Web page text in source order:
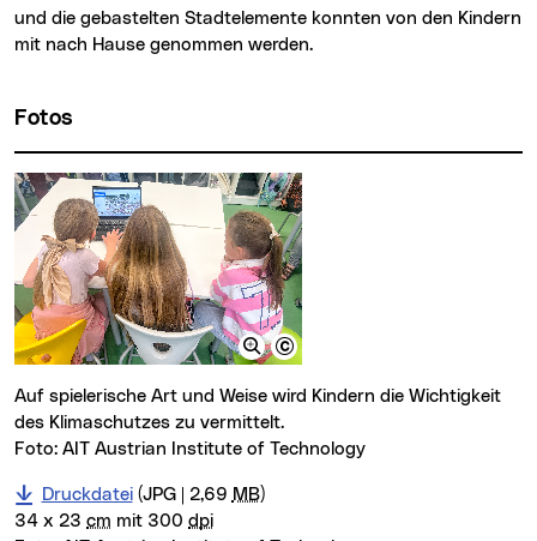
und die gebastelten Stadtelemente konnten von den Kindern
mit nach Hause genommen werden.
Fotos
Auf spielerische Art und Weise wird Kindern die Wichtigkeit
des Klimaschutzes zu vermittelt.
Foto: AIT Austrian Institute of Technology
Druckdatei(JPG | 2,69 MB)
34 x 23 cm mit 300 dpi